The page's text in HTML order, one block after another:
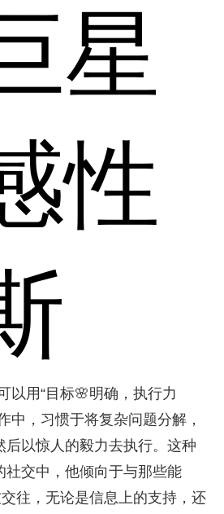
星
性
以用“目标🌸明确，执行力
中，习惯于将复杂问题分解，
后以惊人的毅力去执行。这种
社交中，他倾向于与那些能
往，无论是信息上的支持，还